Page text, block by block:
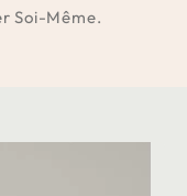
Soi-Même.